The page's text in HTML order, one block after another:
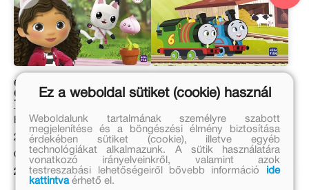
Gabi babaháza -
Cicatündér és a
Eredeti ár:
2 499 Ft
Online ár:
2 049 Ft
Thomas. All Engines Go –
Kismozdony-kalandok 2.
Eredeti ár:
3 499 Ft
Kötött ár:
3 149 Ft
Ez a weboldal sütiket (cookie) használ
Weboldalunk tartalmának személyre szabott
megjelenítése és a böngészési élmény biztosítása
érdekében sütiket (cookie), illetve egyéb
technológiákat alkalmazunk. A sütik használatára
vonatkozó irányelveinkről, valamint azok
testreszabási lehetőségeiről bővebb információ
ide
kattintvaérhető el.